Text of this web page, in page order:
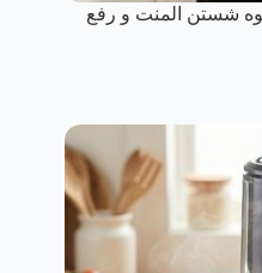
شستن المنت و رفع